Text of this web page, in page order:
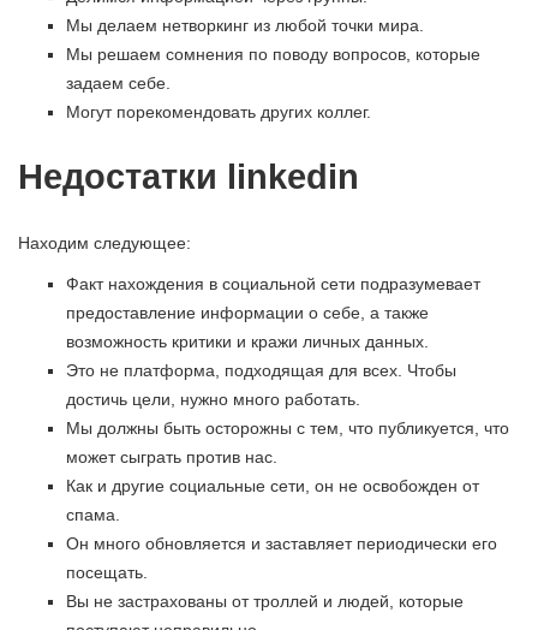
Мы делаем нетворкинг из любой точки мира.
Мы решаем сомнения по поводу вопросов, которые
задаем себе.
Могут порекомендовать других коллег.
Недостатки linkedin
Находим следующее:
Факт нахождения в социальной сети подразумевает
предоставление информации о себе, а также
возможность критики и кражи личных данных.
Это не платформа, подходящая для всех. Чтобы
достичь цели, нужно много работать.
Мы должны быть осторожны с тем, что публикуется, что
может сыграть против нас.
Как и другие социальные сети, он не освобожден от
спама.
Он много обновляется и заставляет периодически его
посещать.
Вы не застрахованы от троллей и людей, которые